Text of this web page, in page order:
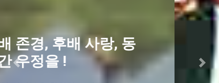
5000여 동문들을 응원합
니다!
Previous Next